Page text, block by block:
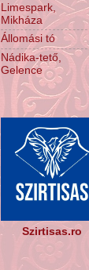
Limespark,
Mikháza
Állomási tó
Nádika-tető,
Gelence
Szirtisas.ro